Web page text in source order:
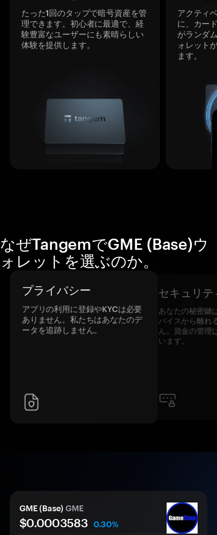
たった1回のタップで暗号資産を管
理できます。初心者に最適で、経
験豊富なユーザーにも素晴らしい
体験を提供します。
アクティ
に、カー
がランダ
ォレット
ます。
なぜTangemでGME (Base)ウ
ォレットを選ぶのか。
プライバシー
アプリの利用に登録やKYCは必要
ありません。私たちはあなたのデ
ータを追跡しません。
セキュリテ
あなたの秘密鍵
バイスから離れ
ん。資金の管理
います。
GME (Base) GME
$0.0003583 0.30%